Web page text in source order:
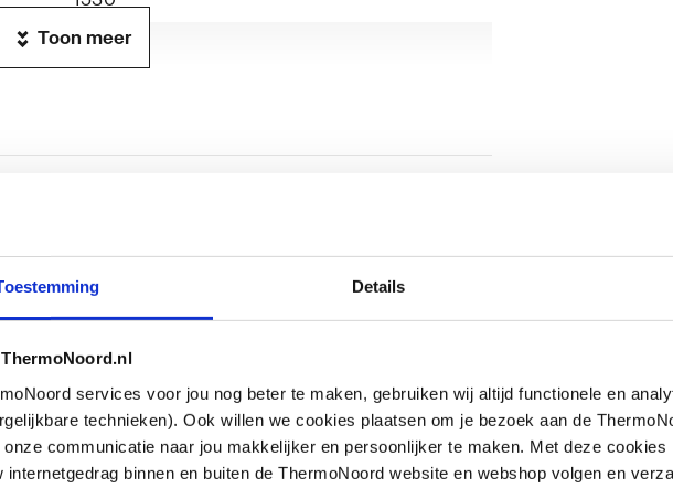
Details
services voor jou nog beter te maken, gebruiken wij altijd functionele en
technieken). Ook willen we cookies plaatsen om je bezoek aan de
onze communicatie naar jou makkelijker en persoonlijker te maken. Met deze cookies
internetgedrag binnen en buiten de ThermoNoord website en webshop volgen en
600
Horizontaal
Recht
706
10
5.9
Toon meer